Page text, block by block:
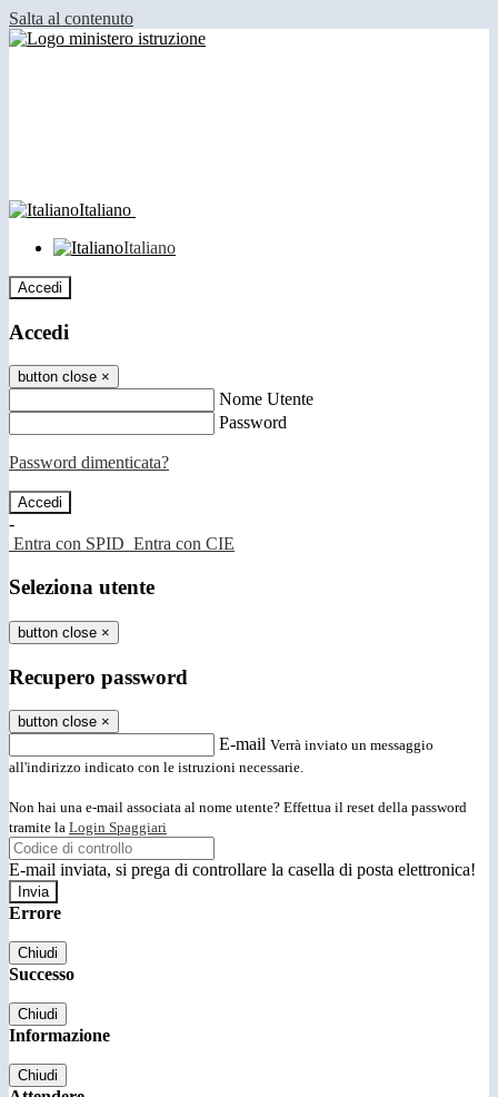
Salta al contenuto
Italiano
Italiano
Accedi
Accedi
button close ×
Nome Utente
Password
Password dimenticata?
-
Entra con SPID Entra con CIE
Seleziona utente
button close ×
Recupero password
button close ×
E-mail Verrà inviato un messaggio
all'indirizzo indicato con le istruzioni necessarie.
Non hai una e-mail associata al nome utente? Effettua il reset della password
tramite la Login Spaggiari
E-mail inviata, si prega di controllare la casella di posta elettronica!
Errore
Chiudi
Successo
Chiudi
Informazione
Chiudi